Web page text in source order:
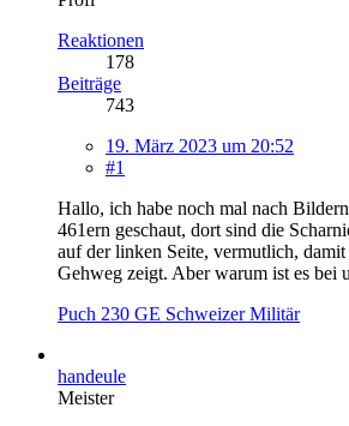
Reaktionen
178
Beiträge
743
19. März 2023 um 20:52
#1
Hallo, ich habe noch mal nach
461ern geschaut, dort sind die
auf der linken Seite, vermutlich,
Gehweg zeigt. Aber warum ist es bei
Puch 230 GE Schweizer Militär
handeule
Meister